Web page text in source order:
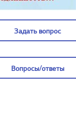
Задать вопрос
Вопросы/ответы